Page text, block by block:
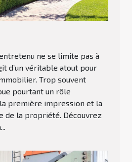
ne se limite pas à
d’un véritable atout pour
Trop souvent
pourtant un rôle
première impression et la
de la propriété. Découvrez